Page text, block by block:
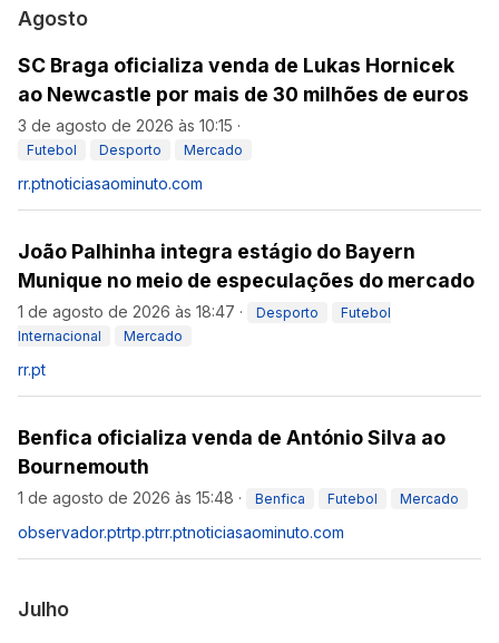
Agosto
SC Braga oficializa venda de Lukas Hornicek
ao Newcastle por mais de 30 milhões de euros
3 de agosto de 2026 às 10:15 ·
Futebol Desporto Mercado
rr.ptnoticiasaominuto.com
João Palhinha integra estágio do Bayern
Munique no meio de especulações do mercado
1 de agosto de 2026 às 18:47 · Desporto
Futebol
Internacional
Mercado
rr.pt
Benfica oficializa venda de António Silva ao
Bournemouth
1 de agosto de 2026 às 15:48 · Benfica Futebol Mercado
observador.ptrtp.ptrr.ptnoticiasaominuto.com
Julho